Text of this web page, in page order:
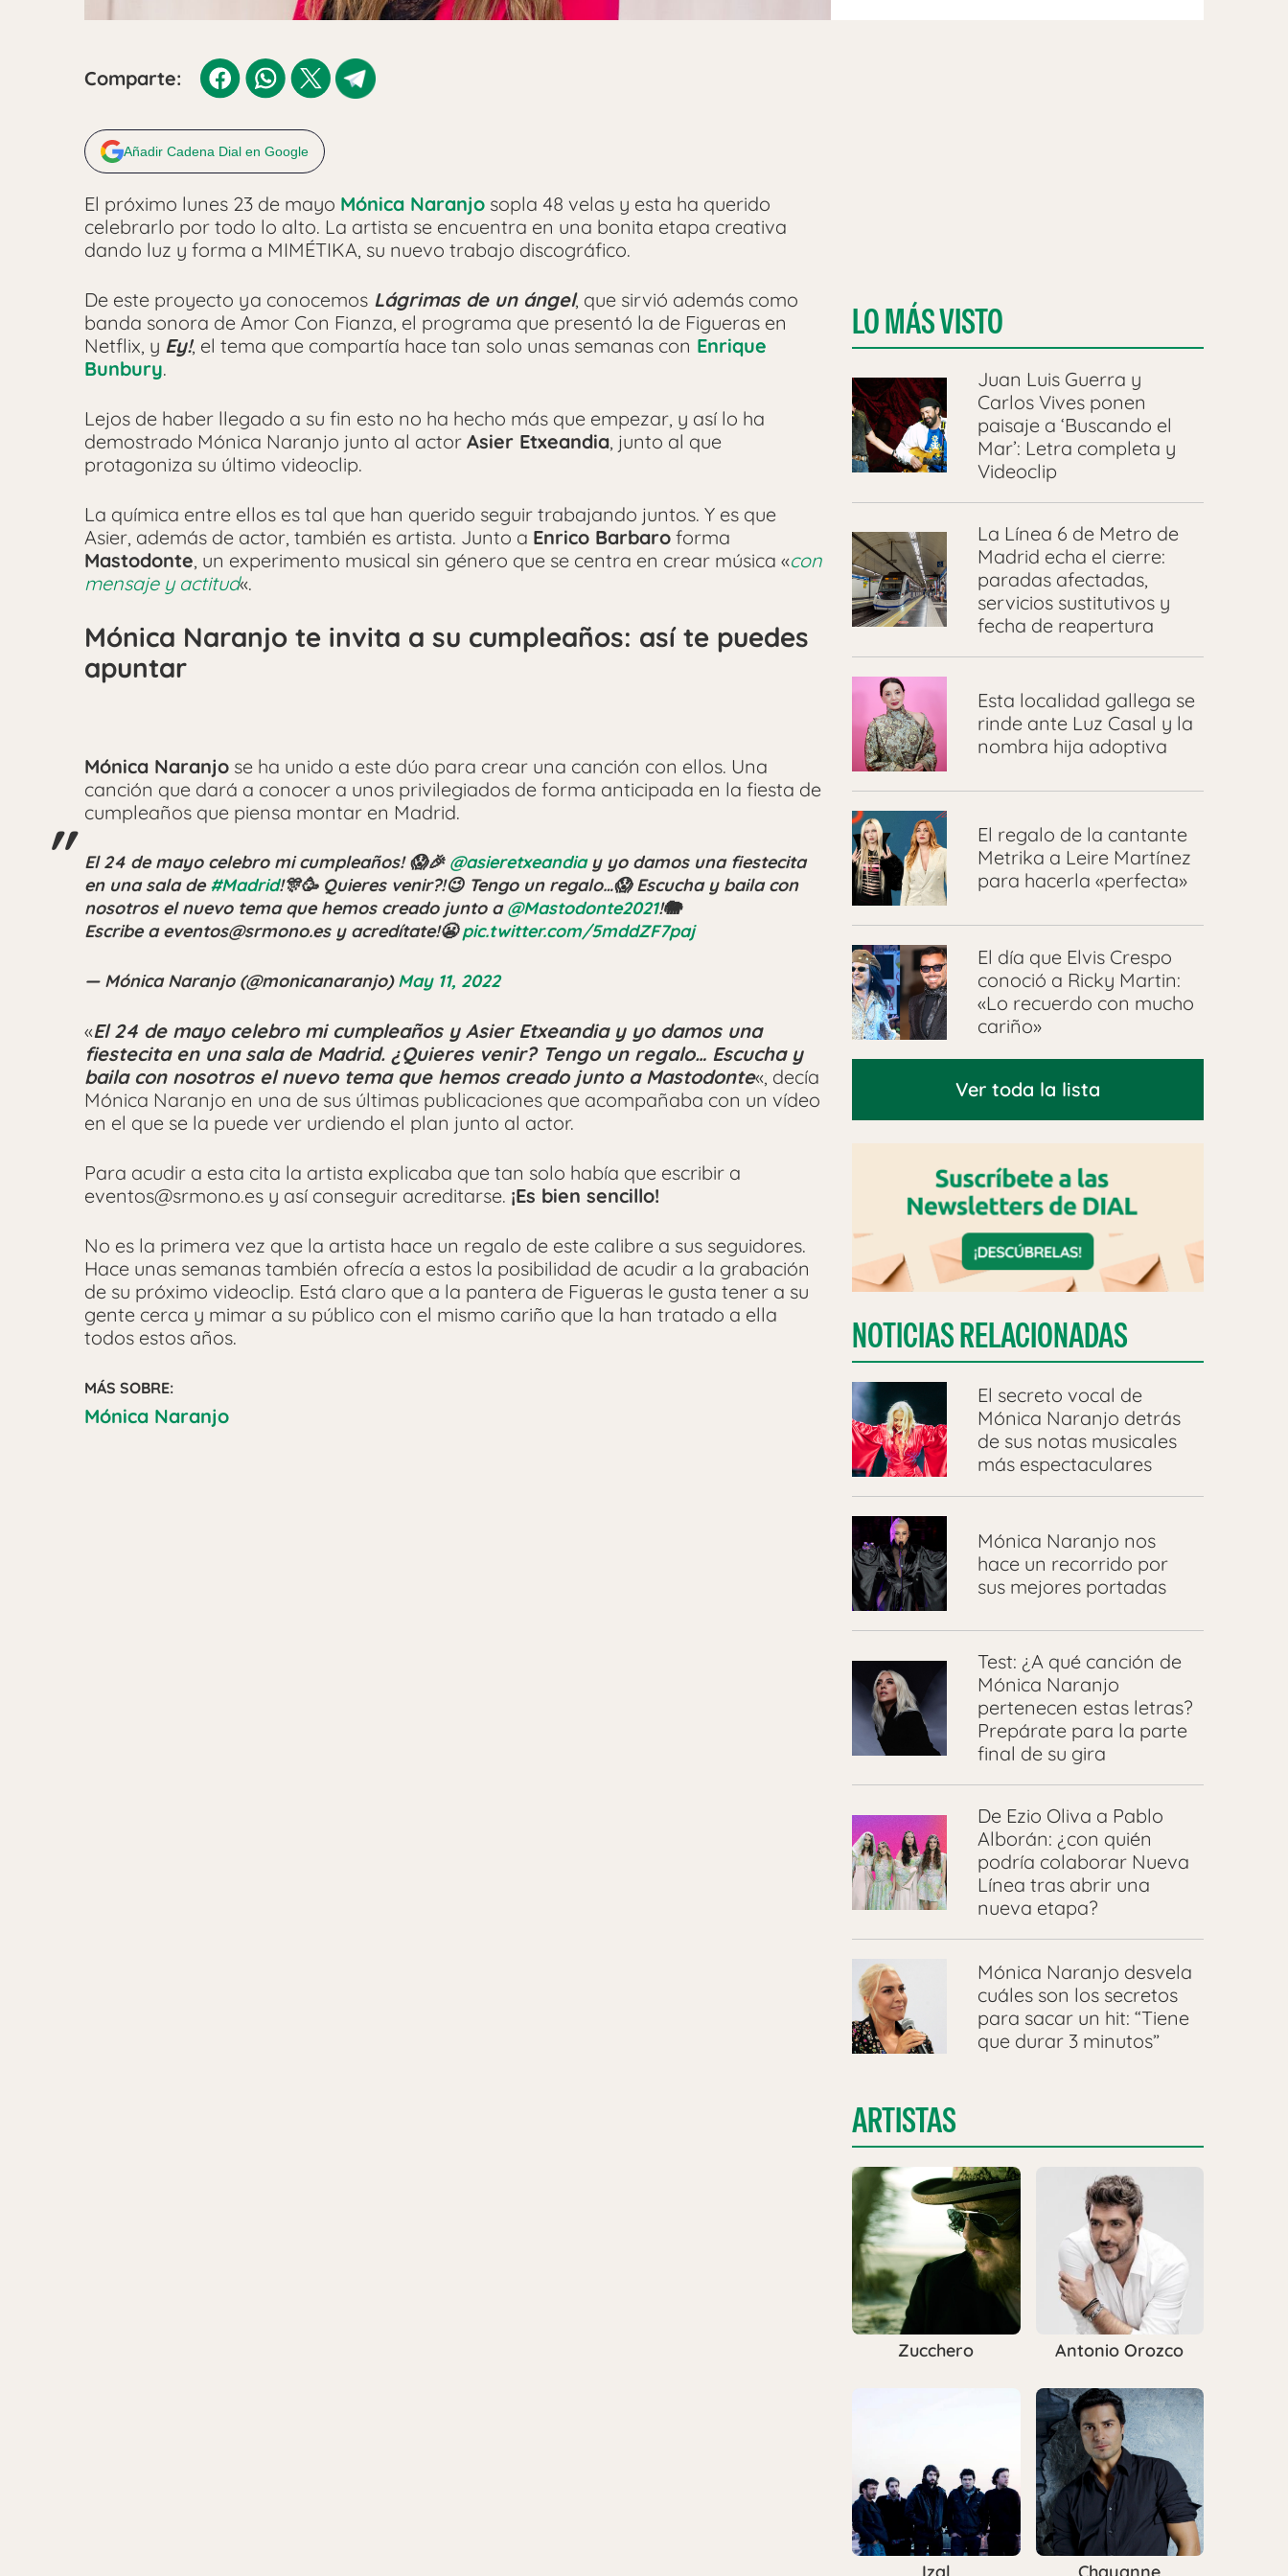
Comparte:
Añadir Cadena Dial en Google
El próximo lunes 23 de mayo Mónica Naranjo sopla 48 velas y esta ha querido
celebrarlo por todo lo alto. La artista se encuentra en una bonita etapa creativa
dando luz y forma a MIMÉTIKA, su nuevo trabajo discográfico.
De este proyecto ya conocemos Lágrimas de un ángel, que sirvió además como
banda sonora de Amor Con Fianza, el programa que presentó la de Figueras en
Netflix, y Ey!, el tema que compartía hace tan solo unas semanas con Enrique
Bunbury.
Lejos de haber llegado a su fin esto no ha hecho más que empezar, y así lo ha
demostrado Mónica Naranjo junto al actor Asier Etxeandia, junto al que
protagoniza su último videoclip.
La química entre ellos es tal que han querido seguir trabajando juntos. Y es que
Asier, además de actor, también es artista. Junto a Enrico Barbaro forma
Mastodonte, un experimento musical sin género que se centra en crear música «con
mensaje y actitud«.
Mónica Naranjo te invita a su cumpleaños: así te puedes
apuntar
Mónica Naranjo se ha unido a este dúo para crear una canción con ellos. Una
canción que dará a conocer a unos privilegiados de forma anticipada en la fiesta de
cumpleaños que piensa montar en Madrid.
El 24 de mayo celebro mi cumpleaños! 😱🎉 @asieretxeandiay yo damos una fiestecita
en una sala de#Madrid!🎊🥳 Quieres venir?!😉 Tengo un regalo…😱 Escucha y baila con
nosotros el nuevo tema que hemos creado junto a@Mastodonte2021!🐘
Escribe a eventos@srmono.es y acredítate!😬pic.twitter.com/5mddZF7paj
— Mónica Naranjo (@monicanaranjo)May 11, 2022
«El 24 de mayo celebro mi cumpleaños y Asier Etxeandia y yo damos una
fiestecita en una sala de Madrid. ¿Quieres venir? Tengo un regalo… Escucha y
baila con nosotros el nuevo tema que hemos creado junto a Mastodonte«, decía
Mónica Naranjo en una de sus últimas publicaciones que acompañaba con un vídeo
en el que se la puede ver urdiendo el plan junto al actor.
Para acudir a esta cita la artista explicaba que tan solo había que escribir a
eventos@srmono.es y así conseguir acreditarse. ¡Es bien sencillo!
No es la primera vez que la artista hace un regalo de este calibre a sus seguidores.
Hace unas semanas también ofrecía a estos la posibilidad de acudir a la grabación
de su próximo videoclip. Está claro que a la pantera de Figueras le gusta tener a su
gente cerca y mimar a su público con el mismo cariño que la han tratado a ella
todos estos años.
MÁS SOBRE:
Mónica Naranjo
LO MÁS VISTO
Juan Luis Guerra y
Carlos Vives ponen
paisaje a ‘Buscando el
Mar’: Letra completa y
Videoclip
La Línea 6 de Metro de
Madrid echa el cierre:
paradas afectadas,
servicios sustitutivos y
fecha de reapertura
Esta localidad gallega se
rinde ante Luz Casal y la
nombra hija adoptiva
El regalo de la cantante
Metrika a Leire Martínez
para hacerla «perfecta»
El día que Elvis Crespo
conoció a Ricky Martin:
«Lo recuerdo con mucho
cariño»
Ver toda la lista
NOTICIAS RELACIONADAS
El secreto vocal de
Mónica Naranjo detrás
de sus notas musicales
más espectaculares
Mónica Naranjo nos
hace un recorrido por
sus mejores portadas
Test: ¿A qué canción de
Mónica Naranjo
pertenecen estas letras?
Prepárate para la parte
final de su gira
De Ezio Oliva a Pablo
Alborán: ¿con quién
podría colaborar Nueva
Línea tras abrir una
nueva etapa?
Mónica Naranjo desvela
cuáles son los secretos
para sacar un hit: “Tiene
que durar 3 minutos”
ARTISTAS
Zucchero Antonio Orozco